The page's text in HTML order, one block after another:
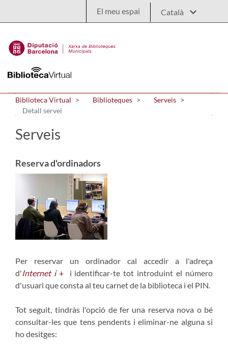
El meu espai
Biblioteca Virtual Biblioteques
Serveis
Detall servei
Serveis
Reserva d'ordinadors
Per reservar un ordinador cal accedir a l'adreça
d'Internet i+i identificar-te tot introduint el número
d'usuari que consta al teu carnet de la biblioteca i el PIN.
Tot seguit, tindràs l'opció de fer una reserva nova o bé
consultar-les que tens pendents i eliminar-ne alguna si
ho desitges: